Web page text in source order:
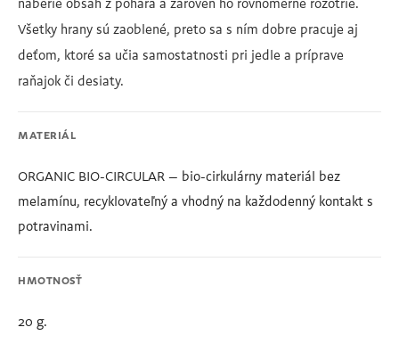
naberie obsah z pohára a zároveň ho rovnomerne rozotrie.
Všetky hrany sú zaoblené, preto sa s ním dobre pracuje aj
deťom, ktoré sa učia samostatnosti pri jedle a príprave
raňajok či desiaty.
MATERIÁL
ORGANIC BIO-CIRCULAR – bio-cirkulárny materiál bez
melamínu, recyklovateľný a vhodný na každodenný kontakt s
potravinami.
HMOTNOSŤ
20 g.